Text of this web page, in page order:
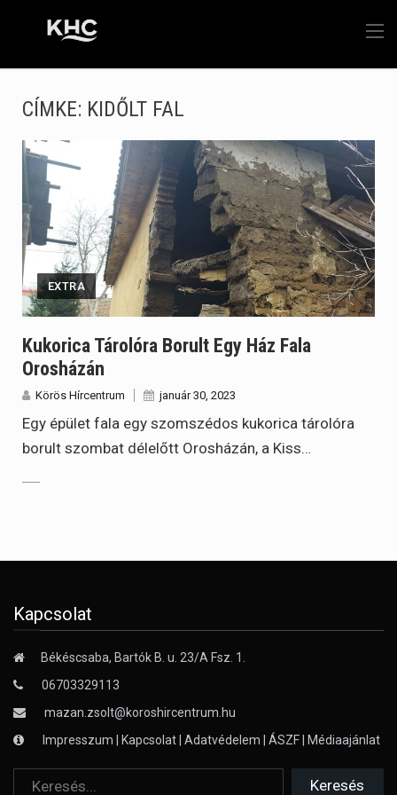
CÍMKE: KIDŐLT FAL
EXTRA
Kukorica Tárolóra Borult Egy Ház Fala
Orosházán
Körös Hírcentrum január 30, 2023
Egy épület fala egy szomszédos kukorica tárolóra
borult szombat délelőtt Orosházán, a Kiss…
Kapcsolat
Békéscsaba, Bartók B. u. 23/A Fsz. 1.
06703329113
mazan.zsolt@koroshircentrum.hu
Impresszum
Kapcsolat Adatvédelem ÁSZF Médiaajánlat